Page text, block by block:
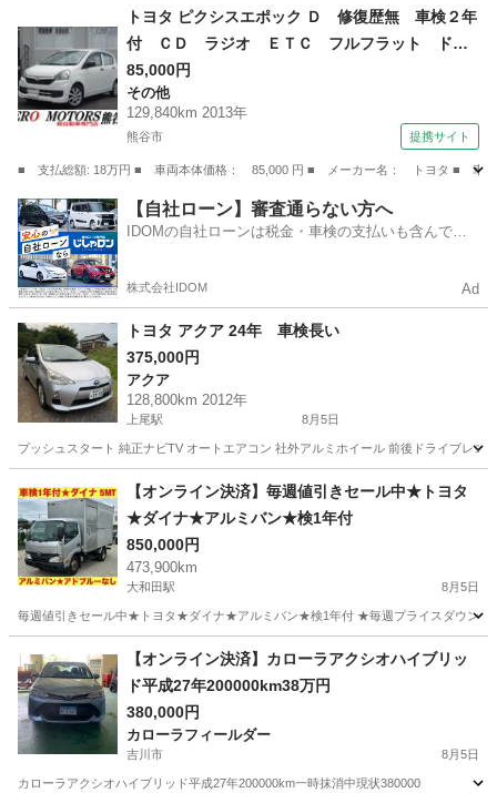
八潮駅 タンク
トヨタ ピクシスエポック Ｄ 修復歴無 車検２年
付 ＣＤ ラジオ ＥＴＣ フルフラット ドア
バイザー ライトレベライザー アルミホイー
ル ＡＢＳ タイミングチェーン式 フロアマッ
ト エアバッグ （なし）
85,000円
その他
129,840km 2013年
熊谷市 提携サイト
■ 支払総額: 18万円 ■ 車両本体価格： 85,000 円 ■ メーカー名： トヨタ ■
埼玉 熊谷市 その他
【自社ローン】審査通らない方へ
IDOMの自社ローンは税金・車検の支払いも含んでい
株式会社IDOM Ad
トヨタ アクア 24年 車検長い
375,000円
アクア
128,800km 2012年
上尾駅 8月5日
プッシュスタート 純正ナビTV オートエアコン 社外アルミホイール 前後ドライブレ
上尾駅 アクア
【オンライン決済】毎週値引きセール中★トヨタ
★ダイナ★アルミバン★検1年付
850,000円
473,900km
大和田駅 8月5日
毎週値引きセール中★トヨタ★ダイナ★アルミバン★検1年付 ★毎週プライスダウンセ
さいたま市 大和田駅 トヨタ
【オンライン決済】カローラアクシオハイブリッ
ド平成27年200000km38万円
380,000円
カローラフィールダー
吉川市 8月5日
カローラアクシオハイブリッド平成27年200000km一時抹消中現状380000